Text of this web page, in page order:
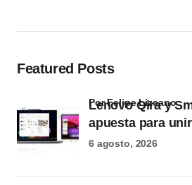
Featured Posts
Lenovo Qira y
apuesta para
por Felipe Lizcano
6 agosto, 2026